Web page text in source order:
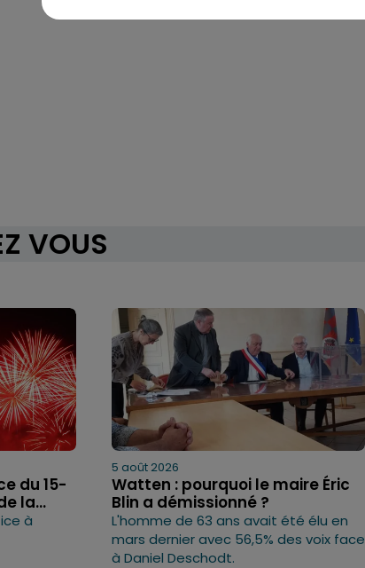
VOUS
du 15-
la...
à
5 août 2026
Watten : pourquoi le maire Éric
Blin a démissionné ?
L'homme de 63 ans avait été élu en
mars dernier avec 56,5% des voix face
à Daniel Deschodt.